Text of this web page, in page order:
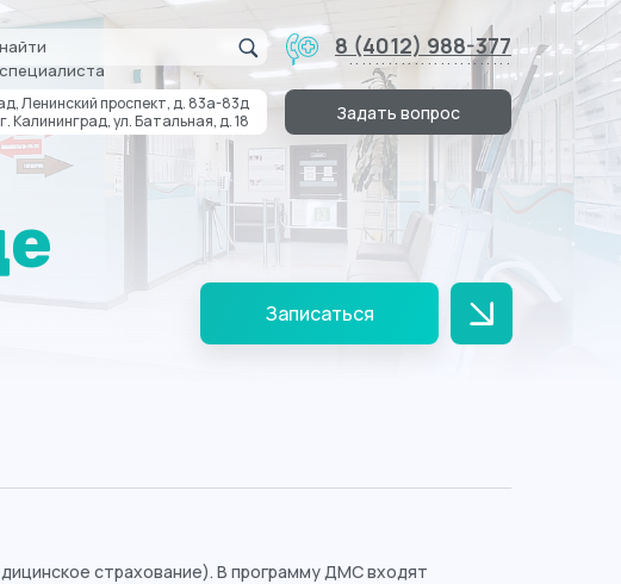
.........................
8 (4012) 988-377
найти
специалиста
Ленинский проспект, д. 83а-83д
г. Калининград, ул. Батальная, д. 18
Задать вопрос
Записаться
страхование). В программу ДМС входят